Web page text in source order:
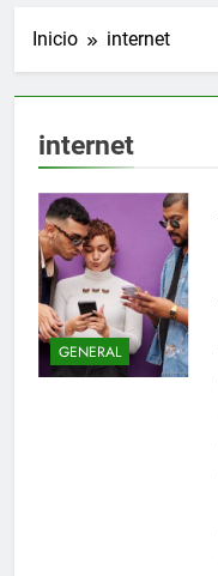
Inicio internet
internet
GENERAL